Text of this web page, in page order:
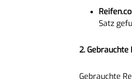
Satz
2.
Gebrauchte